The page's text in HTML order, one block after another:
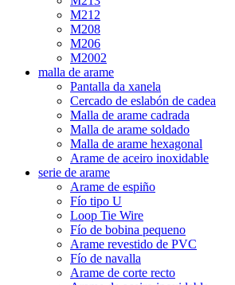
M212
M208
M206
M2002
malla de arame
Pantalla da xanela
Cercado de eslabón de cadea
Malla de arame cadrada
Malla de arame soldado
Malla de arame hexagonal
Arame de aceiro inoxidable
serie de arame
Arame de espiño
Fío tipo U
Loop Tie Wire
Fío de bobina pequeno
Arame revestido de PVC
Fío de navalla
Arame de corte recto